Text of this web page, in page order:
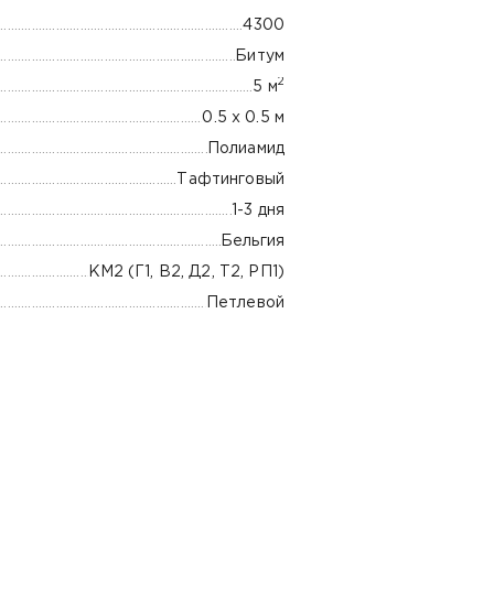
4300
Битум
5 м2
0.5 x 0.5 м
Полиамид
Тафтинговый
1-3 дня
Бельгия
КМ2 (Г1, В2, Д2, Т2, РП1)
Петлевой